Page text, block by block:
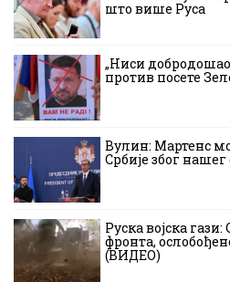
што више Руса
„Ниси
против посете
Вулин: Мартенс
Србије због
Руска војска
фронта,
(ВИДЕО)